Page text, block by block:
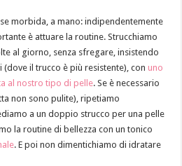
morbida, a mano: indipendentemente
è attuare la routine. Strucchiamo
al giorno, senza sfregare, insistendo
(dove il trucco è più resistente), conuno
al nostro tipo di pelle. Se è necessario
non sono pulite), ripetiamo
a un doppio strucco per una pelle
la routine di bellezza con un tonico
. E poi non dimentichiamo di idratare